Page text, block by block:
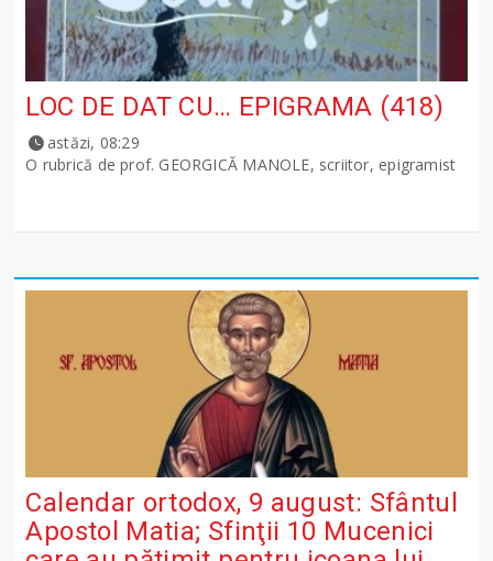
LOC DE DAT CU… EPIGRAMA (418)
astăzi, 08:29
O rubrică de prof. GEORGICĂ MANOLE, scriitor, epigramist
Calendar ortodox, 9 august: Sfântul
Apostol Matia; Sfinţii 10 Mucenici